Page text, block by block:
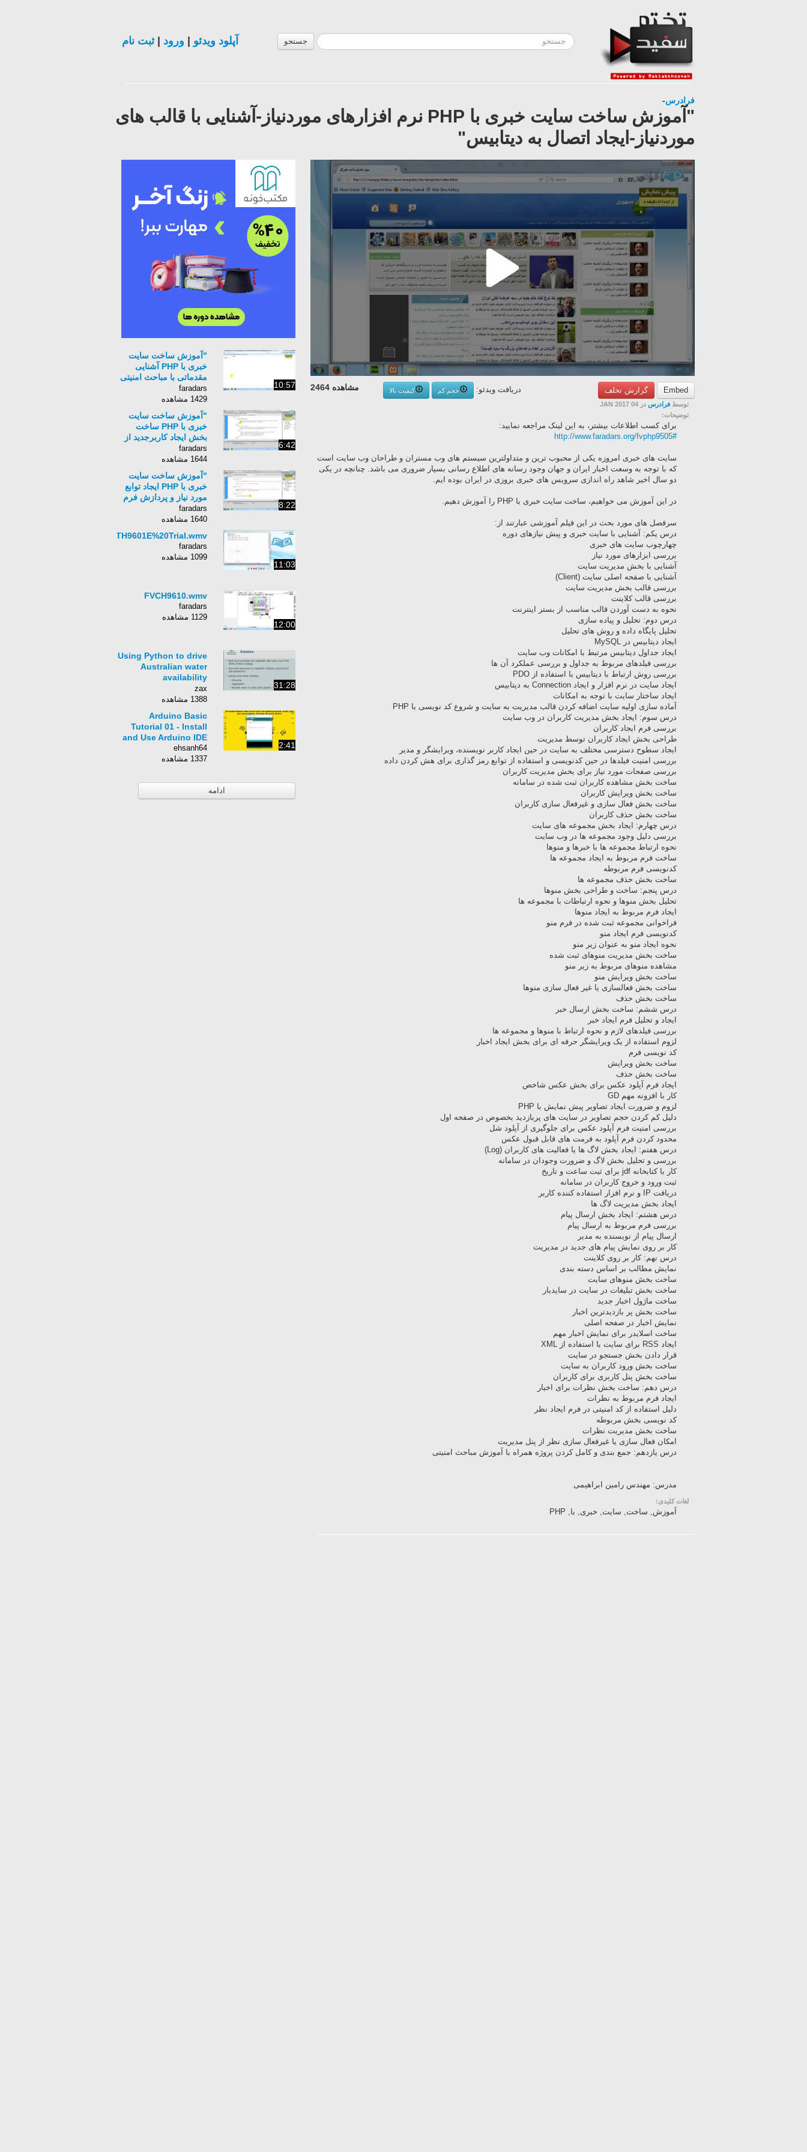
جستجو آپلود ویدئو ورود |ثبت نام
فرادرس-
"آموزش ساخت سایت خبری با PHP نرم افزارهای موردنیاز-آشنایی با قالب های
موردنیاز-ایجاد اتصال به دیتابیس"
Embed گزارش تخلف مشاهده 2464 دریافت ویدئو: حجم کم
کیفیت بالا
توسط فرادرس در 04 JAN 2017
توضیحات:
برای کسب اطلاعات بیشتر، به این لینک مراجعه نمایید:
http://www.faradars.org/fvphp9505#
سایت های خبری امروزه یکی از محبوب ترین و متداولترین سیستم های وب مستران و طراحان وب سایت است
که با توجه به وسعت اخبار ایران و جهان وجود رسانه های اطلاع رسانی بسیار ضروری می باشد. چنانچه در یکی
دو سال اخیر شاهد راه اندازی سرویس های خبری بروزی در ایران بوده ایم.
در این آموزش می خواهیم، ساخت سایت خبری با PHP را آموزش دهیم.
سرفصل های مورد بحث در این فیلم آموزشی عبارتند از:
درس یکم: آشنایی با سایت خبری و پیش نیازهای دوره
چهارچوب سایت های خبری
بررسی ابزارهای مورد نیاز
آشنایی با بخش مدیریت سایت
آشنایی با صفحه اصلی سایت (Client)
بررسی قالب بخش مدیریت سایت
بررسی قالب کلاینت
نحوه به دست آوردن قالب مناسب از بستر اینترنت
درس دوم: تحلیل و پیاده سازی
تحلیل پایگاه داده و روش های تحلیل
ایجاد دیتابیس در MySQL
ایجاد جداول دیتابیس مرتبط با امکانات وب سایت
بررسی فیلدهای مربوط به جداول و بررسی عملکرد آن ها
بررسی روش ارتباط با دیتابیس با استفاده از PDO
ایجاد سایت در نرم افزار و ایجاد Connection به دیتابیس
ایجاد ساختار سایت با توجه به امکانات
آماده سازی اولیه سایت اضافه کردن قالب مدیریت به سایت و شروع کد نویسی با PHP
درس سوم: ایجاد بخش مدیریت کاربران در وب سایت
بررسی فرم ایجاد کاربران
طراحی بخش ایجاد کاربران توسط مدیریت
ایجاد سطوح دسترسی مختلف به سایت در حین ایجاد کاربر نویسنده، ویرایشگر و مدیر
بررسی امنیت فیلدها در حین کدنویسی و استفاده از توابع رمز گذاری برای هش کردن داده
بررسی صفحات مورد نیاز برای بخش مدیریت کاربران
ساخت بخش مشاهده کاربران ثبت شده در سامانه
ساخت بخش ویرایش کاربران
ساخت بخش فعال سازی و غیرفعال سازی کاربران
ساخت بخش حذف کاربران
درس چهارم: ایجاد بخش مجموعه های سایت
بررسی دلیل وجود مجموعه ها در وب سایت
نحوه ارتباط مجموعه ها با خبرها و منوها
ساخت فرم مربوط به ایجاد مجموعه ها
کدنویسی فرم مربوطه
ساخت بخش حذف مجموعه ها
درس پنجم: ساخت و طراحی بخش منوها
تحلیل بخش منوها و نحوه ارتباطات با مجموعه ها
ایجاد فرم مربوط به ایجاد منوها
فراخوانی مجموعه ثبت شده در فرم منو
کدنویسی فرم ایجاد منو
نحوه ایجاد منو به عنوان زیر منو
ساخت بخش مدیریت منوهای ثبت شده
مشاهده منوهای مربوط به زیر منو
ساخت بخش ویرایش منو
ساخت بخش فعالسازی یا غیر فعال سازی منوها
ساخت بخش حذف
درس ششم: ساخت بخش ارسال خبر
ایجاد و تحلیل فرم ایجاد خبر
بررسی فیلدهای لازم و نحوه ارتباط با منوها و مجموعه ها
لزوم استفاده از یک ویرایشگر حرفه ای برای بخش ایجاد اخبار
کد نویسی فرم
ساخت بخش ویرایش
ساخت بخش حذف
ایجاد فرم آپلود عکس برای بخش عکس شاخص
کار با افزونه مهم GD
لزوم و ضرورت ایجاد تصاویر پیش نمایش با PHP
دلیل کم کردن حجم تصاویر در سایت های پربازدید بخصوص در صفحه اول
بررسی امنیت فرم آپلود عکس برای جلوگیری از آپلود شل
محدود کردن فرم آپلود به فرمت های قابل قبول عکس
درس هفتم: ایجاد بخش لاگ ها یا فعالیت های کاربران (Log)
بررسی و تحلیل بخش لاگ و ضرورت وجودان در سامانه
کار با کتابخانه jdf برای ثبت ساعت و تاریخ
ثبت ورود و خروج کاربران در سامانه
دریافت IP و نرم افزار استفاده کننده کاربر
ایجاد بخش مدیریت لاگ ها
درس هشتم: ایجاد بخش ارسال پیام
بررسی فرم مربوط به ارسال پیام
ارسال پیام از نویسنده به مدیر
کار بر روی نمایش پیام های جدید در مدیریت
درس نهم: کار بر روی کلاینت
نمایش مطالب بر اساس دسته بندی
ساخت بخش منوهای سایت
ساخت بخش تبلیغات در سایت در سایدبار
ساخت ماژول اخبار جدید
ساخت بخش پر بازدیدترین اخبار
نمایش اخبار در صفحه اصلی
ساخت اسلایدر برای نمایش اخبار مهم
ایجاد RSS برای سایت با استفاده از XML
قرار دادن بخش جستجو در سایت
ساخت بخش ورود کاربران به سایت
ساخت بخش پنل کاربری برای کاربران
درس دهم: ساخت بخش نظرات برای اخبار
ایجاد فرم مربوط به نظرات
دلیل استفاده از کد امنیتی در فرم ایجاد نظر
کد نویسی بخش مربوطه
ساخت بخش مدیریت نظرات
امکان فعال سازی یا غیرفعال سازی نظر از پنل مدیریت
درس یازدهم: جمع بندی و کامل کردن پروژه همراه با آموزش مباحث امنیتی
مدرس: مهندس رامین ابراهیمی
لغات کلیدی:
آموزش, ساخت, سایت, خبری, با, PHP
10:57
"آموزش ساخت سایت
خبری با PHP آشنایی
مقدماتی با مباحث امنیتی
"
faradars
1429 مشاهده
6:42
"آموزش ساخت سایت
خبری با PHP ساخت
بخش ایجاد کاربرجدید از
طریق مدیریت "
faradars
1644 مشاهده
8:22
"آموزش ساخت سایت
خبری با PHP ایجاد توابع
مورد نیاز و پردازش فرم
ایجاد کاربر "
faradars
1640 مشاهده
11:03
FVMTH9601E%20Trial.wmv
faradars
1099 مشاهده
12:00
FVCH9610.wmv
faradars
1129 مشاهده
31:28
Using Python to drive
Australian water
availability
forecasting
zax
1388 مشاهده
2:41
Arduino Basic
Tutorial 01 - Install
and Use Arduino IDE
ehsanh64
1337 مشاهده
ادامه